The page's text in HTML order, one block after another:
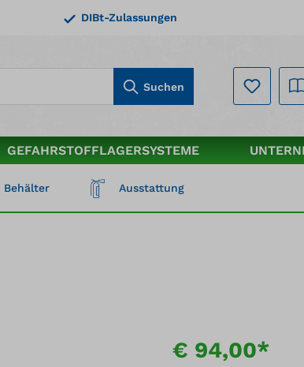
DIBt-Zulassungen
Suchen
GEFAHRSTOFFLAGERSYSTEME
Behälter Ausstattung
€ 94,00*